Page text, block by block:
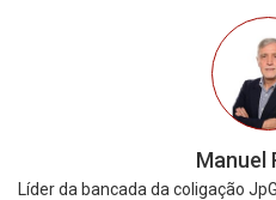
Manuel
Líder da bancada da coligação